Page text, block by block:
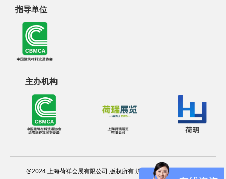
指导单位
主办机构
@2024 上海荷祥会展有限公司 版权所有 沪ICP备20012314号-13